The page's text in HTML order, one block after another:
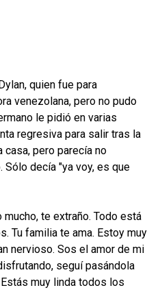
quien fue para
venezolana, pero no pudo
le pidió en varias
regresiva para salir tras la
casa, pero parecía no
Sólo decía "ya voy, es que
mucho, te extraño. Todo está
Tu familia te ama. Estoy muy
nervioso. Sos el amor de mi
seguí pasándola
muy linda todos los